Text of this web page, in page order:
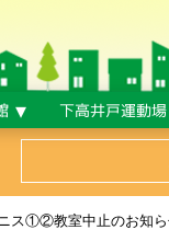
ニス①②教室中止のお知
下高井戸運動